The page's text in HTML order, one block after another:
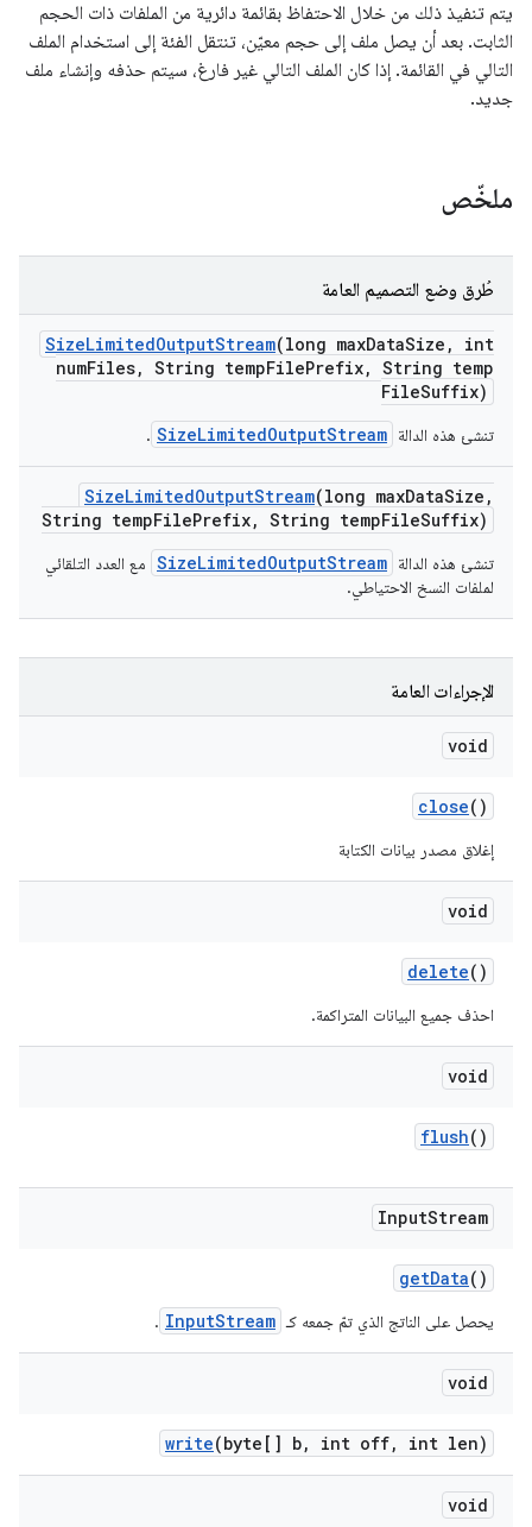
يتم تنفيذ ذلك من خلال الاحتفاظ بقائمة دائرية من الملفات ذات الحجم
الثابت. بعد أن يصل ملف إلى حجم معيّن، تنتقل الفئة إلى استخدام الملف
التالي في القائمة. إذا كان الملف التالي غير فارغ، سيتم حذفه وإنشاء ملف
جديد.
ملخّص
طُرق وضع التصميم العامة
SizeLimitedOutputStream(long maxDataSize ,
int
numFiles, String tempFilePrefix, String temp
FileSuffix)
تنشئ هذه الدالة SizeLimitedOutputStream
.
SizeLimitedOutputStream(long maxDataSize ,
String tempFilePrefix, String tempFileSuffix)
تنشئ هذه الدالة SizeLimitedOutputStream مع العدد التلقائي
لملفات النسخ الاحتياطي.
الإجراءات العامة
void
close()
إغلاق مصدر بيانات الكتابة
void
delete()
احذف جميع البيانات المتراكمة.
void
flush()
InputStream
getData()
يحصل على الناتج الذي تمّ جمعه كـ InputStream
.
void
write(byte[] b, int off, int len)
void